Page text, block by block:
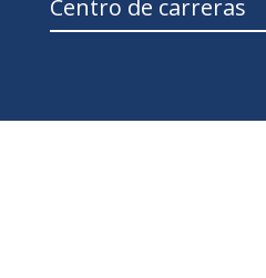
Centro de carreras